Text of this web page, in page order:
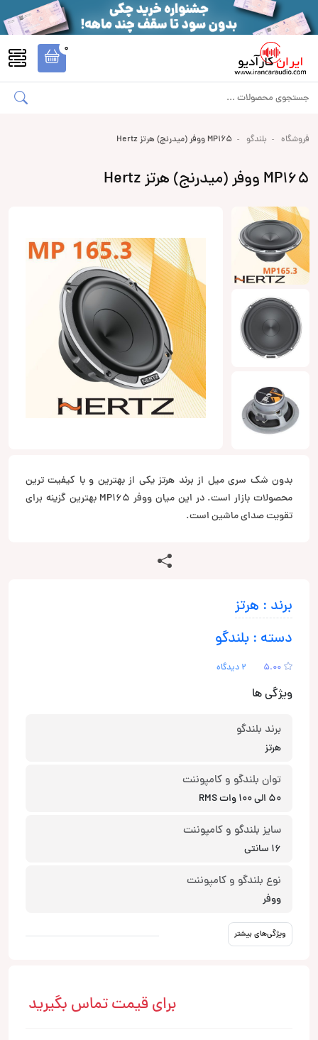
0
فروشگاه بلندگو MP165 ووفر (میدرنج) هرتز Hertz
MP165 ووفر (میدرنج) هرتز Hertz
بدون شک سری میل از برند هرتز یکی از بهترین و با کیفیت ترین
محصولات بازار است. در این میان ووفر MP165 بهترین گزینه برای
تقویت صدای ماشین است.
برند : هرتز
دسته : بلندگو
5.00 2 دیدگاه
ویژگی ها
برند بلندگو
هرتز
توان بلندگو و کامپوننت
50 الی 100 وات RMS
سایز بلندگو و کامپوننت
16 سانتی
نوع بلندگو و کامپوننت
ووفر
ویژگی‌های بیشتر
برای قیمت تماس بگیرید